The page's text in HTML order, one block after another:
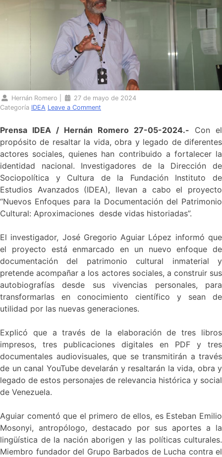
Hernán Romero
27 de mayo de 2024
Categoría IDEA Leave a Comment
Prensa IDEA / Hernán Romero 27-05-2024.- Con el
propósito de resaltar la vida, obra y legado de diferentes
actores sociales, quienes han contribuido a fortalecer la
identidad nacional. Investigadores de la Dirección de
Sociopolítica y Cultura de la Fundación Instituto de
Estudios Avanzados (IDEA), llevan a cabo el proyecto
“Nuevos Enfoques para la Documentación del Patrimonio
Cultural: Aproximaciones desde vidas historiadas”.
El investigador, José Gregorio Aguiar López informó que
el proyecto está enmarcado en un nuevo enfoque de
documentación del patrimonio cultural inmaterial y
pretende acompañar a los actores sociales, a construir sus
autobiografías desde sus vivencias personales, para
transformarlas en conocimiento científico y sean de
utilidad por las nuevas generaciones.
Explicó que a través de la elaboración de tres libros
impresos, tres publicaciones digitales en PDF y tres
documentales audiovisuales, que se transmitirán a través
de un canal YouTube develarán y resaltarán la vida, obra y
legado de estos personajes de relevancia histórica y social
de Venezuela.
Aguiar comentó que el primero de ellos, es Esteban Emilio
Mosonyi, antropólogo, destacado por sus aportes a la
lingüística de la nación aborigen y las políticas culturales.
Miembro fundador del Grupo Barbados de Lucha contra el